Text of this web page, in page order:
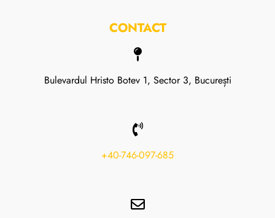
CONTACT
Bulevardul Hristo Botev 1, Sector 3, București
+40-746-097-685